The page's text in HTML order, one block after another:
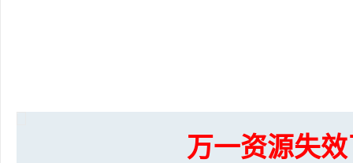
万一资源失